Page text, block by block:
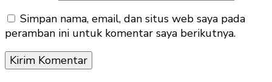
Simpan nama, email, dan situs web saya pada
peramban ini untuk komentar saya berikutnya.